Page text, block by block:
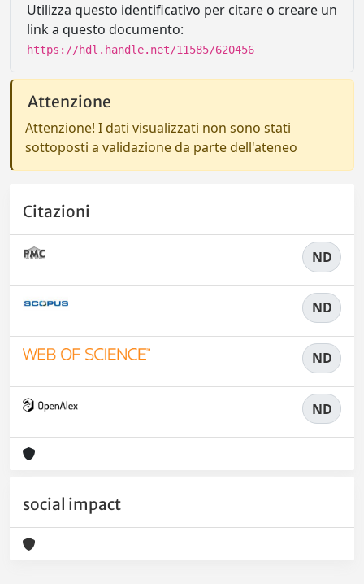
Utilizza questo identificativo per citare o creare un
link a questo documento:
https://hdl.handle.net/11585/620456
Attenzione
Attenzione! I dati visualizzati non sono stati
sottoposti a validazione da parte dell'ateneo
Citazioni
ND
ND
ND
ND
social impact